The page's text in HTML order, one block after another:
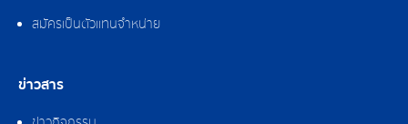
สมัครเป็นตัวแทนจำหน่าย
ข่าวสาร